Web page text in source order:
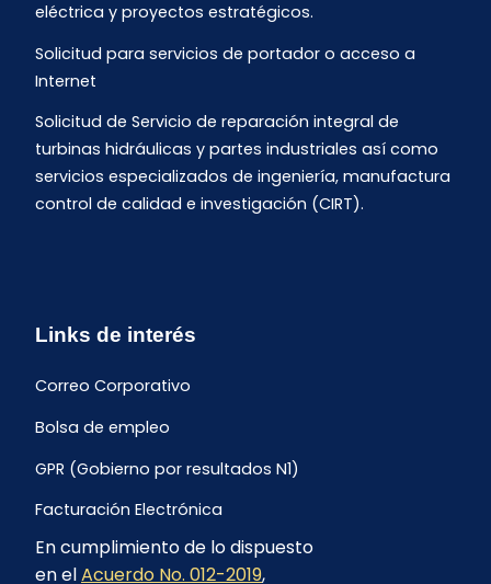
eléctrica y proyectos estratégicos.
Solicitud para servicios de portador o acceso a
Internet
Solicitud de Servicio de reparación integral de
turbinas hidráulicas y partes industriales así como
servicios especializados de ingeniería, manufactura
control de calidad e investigación (CIRT).
Links de interés
Correo Corporativo
Bolsa de empleo
GPR (Gobierno por resultados N1)
Facturación Electrónica
Archivo Histórico de Facturación
En cumplimiento de lo dispuesto
en elAcuerdo No. 012-2019,